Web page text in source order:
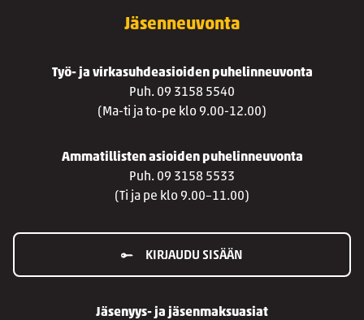
Jäsenneuvonta
Työ- ja virkasuhdeasioiden puhelinneuvonta
Puh. 09 3158 5540
(Ma-ti ja to-pe klo 9.00-12.00)
Ammatillisten asioiden puhelinneuvonta
Puh. 09 3158 5533
(Ti ja pe klo 9.00–11.00)
KIRJAUDU SISÄÄN
Jäsenyys- ja jäsenmaksuasiat